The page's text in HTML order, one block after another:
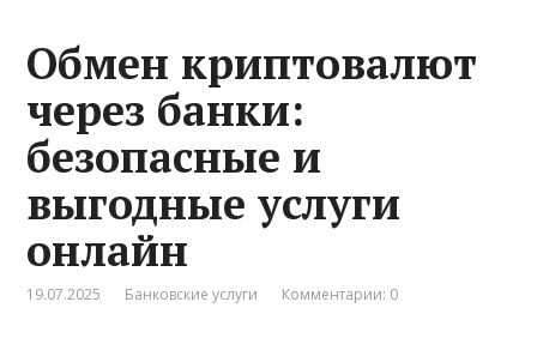
Обмен криптовалют
через банки:
безопасные и
выгодные услуги
онлайн
19.07.2025 Банковские услуги Комментарии: 0